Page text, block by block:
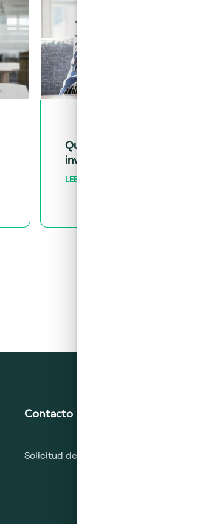
Quiero invertir: ¿cómo
inversión buena de una mala?
LEER MÁS
Contacto
Solicitud de Derechos ARCO